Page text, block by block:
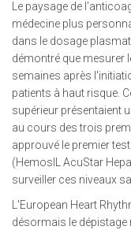
Le paysage de
médecine plus
dans le dosage
démontré que mesurer
semaines après
patients à haut risque.
supérieur présentaient
au cours des trois
approuvé le premier
(HemosIL AcuStar
surveiller ces niveaux
L'European Heart
désormais le dépistage